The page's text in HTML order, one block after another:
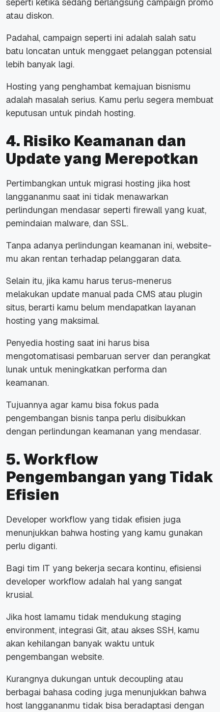
seperti ketika sedang berlangsung campaign promo
atau diskon.
Padahal, campaign seperti ini adalah salah satu
batu loncatan untuk menggaet pelanggan potensial
lebih banyak lagi.
Hosting yang penghambat kemajuan bisnismu
adalah masalah serius. Kamu perlu segera membuat
keputusan untuk pindah hosting.
4. Risiko Keamanan dan
Updateyang Merepotkan
Pertimbangkan untuk migrasi hosting jika host
langgananmu saat ini tidak menawarkan
perlindungan mendasar seperti firewall yang kuat,
pemindaian malware, dan SSL.
Tanpa adanya perlindungan keamanan ini, website-
mu akan rentan terhadap pelanggaran data.
Selain itu, jika kamu harus terus-menerus
melakukan update manual pada CMS atau plugin
situs, berarti kamu belum mendapatkan layanan
hosting yang maksimal.
Penyedia hosting saat ini harus bisa
mengotomatisasi pembaruan server dan perangkat
lunak untuk meningkatkan performa dan
keamanan.
Tujuannya agar kamu bisa fokus pada
pengembangan bisnis tanpa perlu disibukkan
dengan perlindungan keamanan yang mendasar.
5. Workflow
Pengembangan yang Tidak
Efisien
Developer workflow yang tidak efisien juga
menunjukkan bahwa hosting yang kamu gunakan
perlu diganti.
Bagi tim IT yang bekerja secara kontinu, efisiensi
developer workflow adalah hal yang sangat
krusial.
Jika host lamamu tidak mendukung staging
environment, integrasi Git, atau akses SSH, kamu
akan kehilangan banyak waktu untuk
pengembangan website.
Kurangnya dukungan untuk decoupling atau
berbagai bahasa coding juga menunjukkan bahwa
host langgananmu tidak bisa beradaptasi dengan